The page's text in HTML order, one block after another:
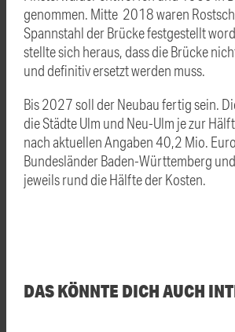
genommen. Mitte 2018 waren
Spannstahl der Brücke festgestellt
stellte sich heraus, dass die Brücke
und definitiv ersetzt werden muss.
Bis 2027 soll der Neubau fertig sein.
die Städte Ulm und Neu-Ulm je zur
nach aktuellen Angaben 40,2 Mio.
Bundesländer Baden-Württemberg
jeweils rund die Hälfte der Kosten.
DAS KÖNNTE DICH AUCH